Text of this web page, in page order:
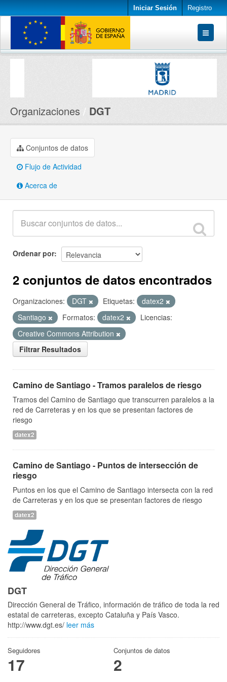
Iniciar Sesión Registro
Conjuntos de datos
Organizaciones DGT
Conjuntos de datos
Flujo de Actividad
Acerca de
Ordenar por
2 conjuntos de datos encontrados
Organizaciones: DGT Etiquetas:
datex2
Santiago
Formatos: datex2
Licencias:
Creative Commons Attribution
Filtrar Resultados
Camino de Santiago - Tramos paralelos de riesgo
Tramos del Camino de Santiago que transcurren paralelos a la
red de Carreteras y en los que se presentan factores de
riesgo
datex2
Camino de Santiago - Puntos de intersección de
riesgo
Puntos en los que el Camino de Santiago intersecta con la red
de Carreteras y en los que se presentan factores de riesgo
datex2
DGT
Dirección General de Tráfico, información de tráfico de toda la red
estatal de carreteras, excepto Cataluña y País Vasco.
http://www.dgt.es/ leer más
Seguidores
17
Conjuntos de datos
2